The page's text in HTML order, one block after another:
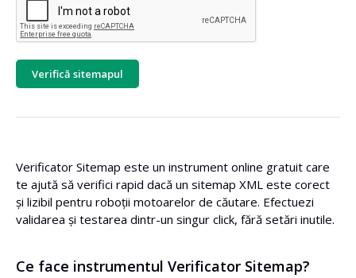
Verifică sitemapul
Verificator Sitemap este un instrument online gratuit care
te ajută să verifici rapid dacă un sitemap XML este corect
și lizibil pentru roboții motoarelor de căutare. Efectuezi
validarea și testarea dintr-un singur click, fără setări inutile.
Ce face instrumentul Verificator Sitemap?